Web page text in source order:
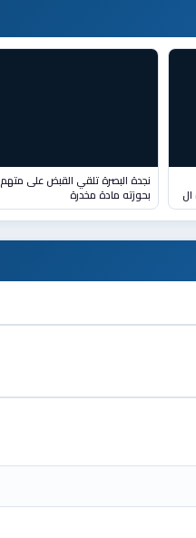
نجدة البصرة تلقي القبض على متهم
بحوزته مادة مخدرة